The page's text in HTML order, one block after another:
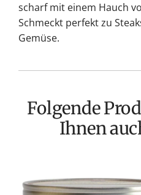
scharf mit einem Hauch
Schmeckt perfekt zu
Gemüse.
Folgende Produkte könnten
Ihnen